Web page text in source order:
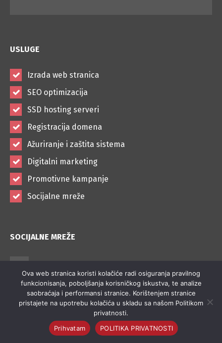
USLUGE
Izrada web stranica
SEO optimizacija
SSD hosting serveri
Registracija domena
Ažuriranje i zaštita sistema
Digitalni marketing
Promotivne kampanje
Socijalne mreže
SOCIJALNE MREŽE
Facebook
Linkedin
Ova web stranica koristi kolačiće radi osiguranja pravilnog
funkcionisanja, poboljšanja korisničkog iskustva, te analize
saobraćaja i performansi stranice. Korištenjem stranice
pristajete na upotrebu kolačića u skladu sa našom Politikom
privatnosti.
Prihvatam
POLITIKA PRIVATNOSTI